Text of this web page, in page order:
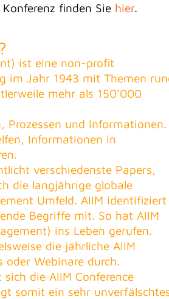
finden Sie hier.
ist eine non-profit
im Jahr 1943 mit Themen
mehr als 150‘000
Prozessen und Informationen.
Informationen in
verschiedenste Papers,
die langjährige globale
Umfeld. AIIM identifiziert
Begriffe mit. So hat AIIM
ins Leben gerufen.
die jährliche AIIM
oder Webinare durch.
die AIIM Conference
somit ein sehr